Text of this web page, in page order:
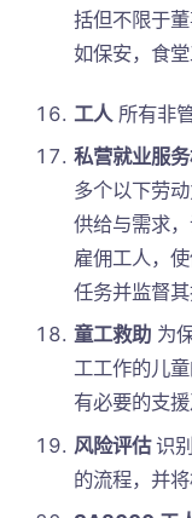
括但不限于
如保安，食
工人所有非管
私营就业服
多个以下劳
供给与需求
雇佣工人，
任务并监督其
童工救助为
工工作的儿
有必要的支援
风险评估识
的流程，并